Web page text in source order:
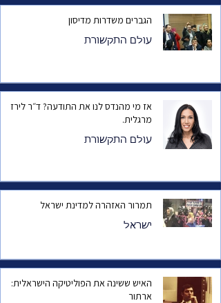
הגברים משדרות מדיסון
עולם התקשורת
אז מי מהנדס לנו את התודעה? ד״ר לירז
מרגלית.
עולם התקשורת
תמרור האזהרה למדינת ישראל
ישראל
האיש ששינה את הפוליטיקה הישראלית:
ארתור